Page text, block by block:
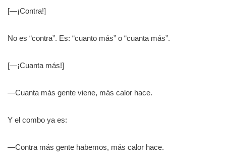
[—¡Contra!]
No es “contra”. Es: “cuanto más” o “cuanta más”.
[—¡Cuanta más!]
—Cuanta más gente viene, más calor hace.
Y el combo ya es:
—Contra más gente habemos, más calor hace.